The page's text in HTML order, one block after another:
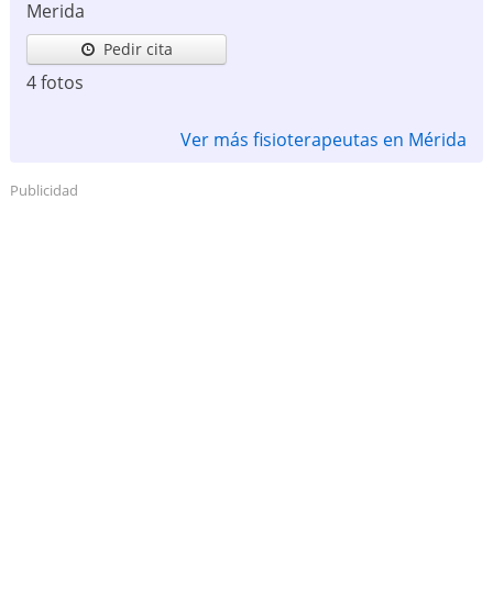
Merida
Pedir cita
4 fotos
Ver más fisioterapeutas en Mérida
Publicidad